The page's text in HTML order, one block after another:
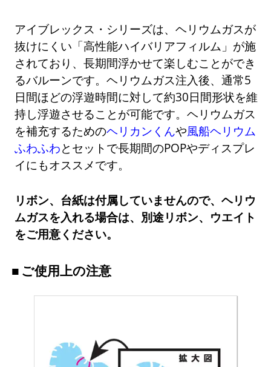
アイブレックス・シリーズは、ヘリウムガスが
抜けにくい「高性能ハイバリアフィルム」が施
されており、長期間浮かせて楽しむことができ
るバルーンです。ヘリウムガス注入後、通常5
日間ほどの浮遊時間に対して約30日間形状を維
持し浮遊させることが可能です。ヘリウムガス
を補充するためのヘリカンくんや風船ヘリウム
ふわふわとセットで長期間のPOPやディスプレ
イにもオススメです。
リボン、台紙は付属していませんので、ヘリウ
ムガスを入れる場合は、別途リボン、ウエイト
をご用意ください。
ご使用上の注意